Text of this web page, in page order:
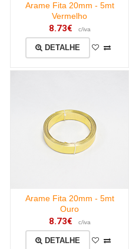
Arame Fita 20mm - 5mt
Vermelho
8.73€ c/iva
DETALHE
Arame Fita 20mm - 5mt
Ouro
8.73€ c/iva
DETALHE